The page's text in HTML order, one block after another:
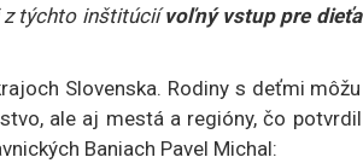
z týchto inštitúciívoľný vstup pre dieťa
Slovenska. Rodiny s deťmi môžu
ale aj mestá a regióny, čo potvrdil
Baniach Pavel Michal: